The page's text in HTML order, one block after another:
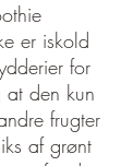
er iskold
for
at den kun
frugter
af grønt